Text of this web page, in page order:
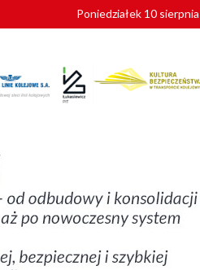
Poniedziałek 10